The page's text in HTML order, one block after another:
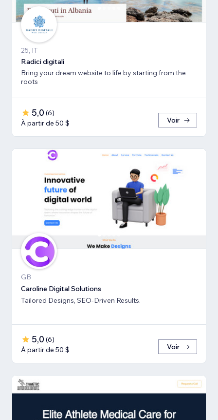
25, IT
Radici digitali
Bring your dream website to life by starting from the
roots
5,0 (6)
À partir de 50 $
Voir
GB
Caroline Digital Solutions
Tailored Designs, SEO-Driven Results.
5,0 (6)
À partir de 50 $
Voir